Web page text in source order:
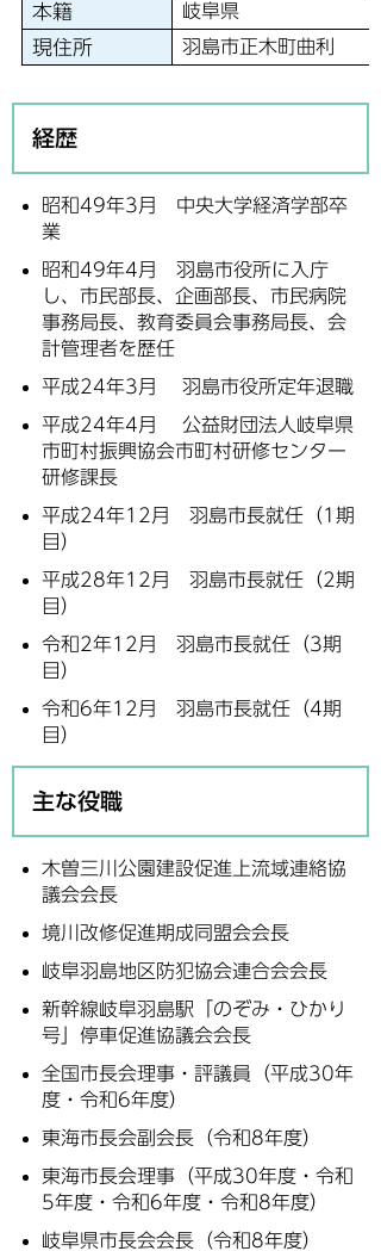
本籍 岐阜県
現住所 羽島市正木町曲利
経歴
昭和49年3月 中央大学経済学部卒
業
昭和49年4月 羽島市役所に入庁
し、市民部長、企画部長、市民病院
事務局長、教育委員会事務局長、会
計管理者を歴任
平成24年3月 羽島市役所定年退職
平成24年4月 公益財団法人岐阜県
市町村振興協会市町村研修センター
研修課長
平成24年12月 羽島市長就任（1期
目）
平成28年12月 羽島市長就任（2期
目）
令和2年12月 羽島市長就任（3期
目）
令和6年12月 羽島市長就任（4期
目）
主な役職
木曽三川公園建設促進上流域連絡協
議会会長
境川改修促進期成同盟会会長
岐阜羽島地区防犯協会連合会会長
新幹線岐阜羽島駅「のぞみ・ひかり
号」停車促進協議会会長
全国市長会理事・評議員（平成30年
度・令和6年度）
東海市長会副会長（令和8年度）
東海市長会理事（平成30年度・令和
5年度・令和6年度・令和8年度）
岐阜県市長会会長（令和8年度）